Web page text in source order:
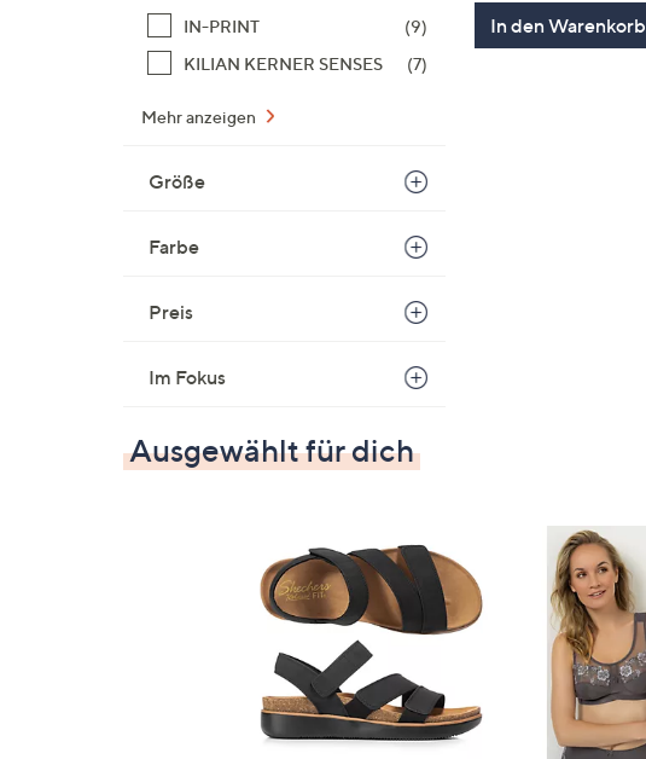
IN-PRINT
(9)
KILIAN KERNER SENSES
(7)
Mehr anzeigen
Größe
Farbe
Preis
Im Fokus
In den Warenkorb
Ausgewählt für dich